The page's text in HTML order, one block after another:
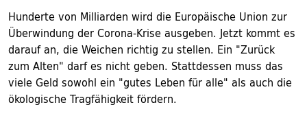
Hunderte von Milliarden wird die Europäische Union zur
Überwindung der Corona-Krise ausgeben. Jetzt kommt es
darauf an, die Weichen richtig zu stellen. Ein "Zurück
zum Alten" darf es nicht geben. Stattdessen muss das
viele Geld sowohl ein "gutes Leben für alle" als auch die
ökologische Tragfähigkeit fördern.